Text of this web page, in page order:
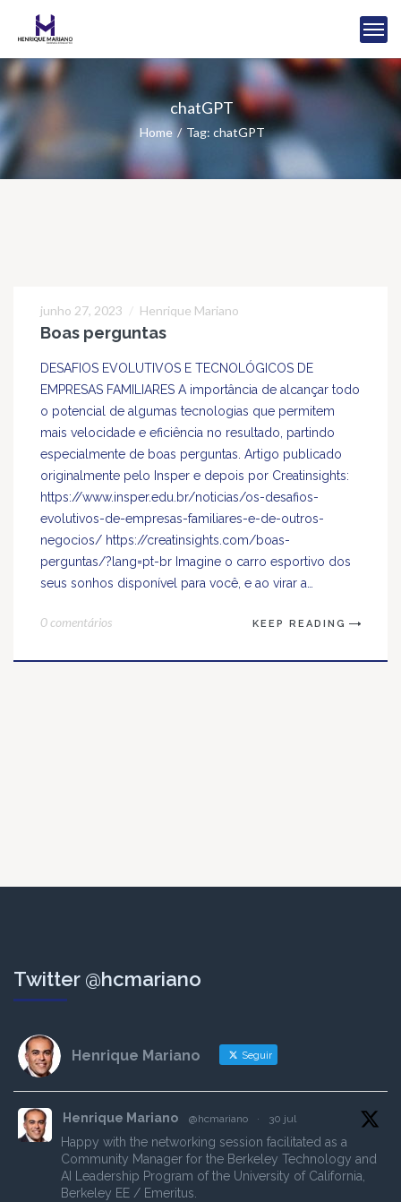
chatGPT
Home Tag: chatGPT
27
JUN
junho 27, 2023 Henrique Mariano
Boas perguntas
DESAFIOS EVOLUTIVOS E TECNOLÓGICOS DE
EMPRESAS FAMILIARES A importância de alcançar todo
o potencial de algumas tecnologias que permitem
mais velocidade e eficiência no resultado, partindo
especialmente de boas perguntas. Artigo publicado
originalmente pelo Insper e depois por Creatinsights:
https://www.insper.edu.br/noticias/os-desafios-
evolutivos-de-empresas-familiares-e-de-outros-
negocios/ https://creatinsights.com/boas-
perguntas/?lang=pt-br Imagine o carro esportivo dos
seus sonhos disponível para você, e ao virar a…
0 comentários KEEP READING
Twitter @hcmariano
Henrique Mariano Seguir
Henrique Mariano @hcmariano · 30 jul
Happy with the networking session facilitated as a
Community Manager for the Berkeley Technology and
AI Leadership Program of the University of California,
Berkeley EE / Emeritus.